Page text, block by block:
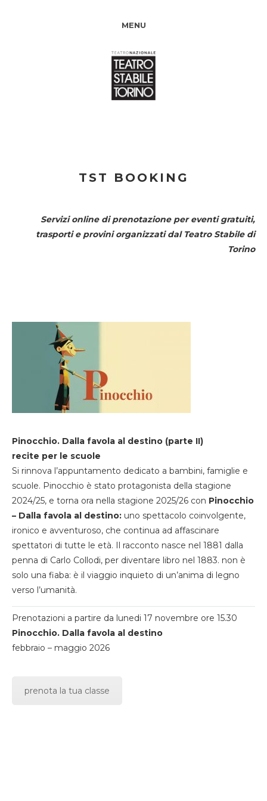
MENU
TST BOOKING
Servizi online di prenotazione per eventi gratuiti,
trasporti e provini organizzati dal Teatro Stabile di
Torino
Pinocchio. Dalla favola al destino (parte II)
recite per le scuole
Si rinnova l’appuntamento dedicato a bambini, famiglie e
scuole. Pinocchio è stato protagonista della stagione
2024/25, e torna ora nella stagione 2025/26 con Pinocchio
– Dalla favola al destino: uno spettacolo coinvolgente,
ironico e avventuroso, che continua ad affascinare
spettatori di tutte le età. Il racconto nasce nel 1881 dalla
penna di Carlo Collodi, per diventare libro nel 1883. non è
solo una fiaba: è il viaggio inquieto di un’anima di legno
verso l’umanità.
Prenotazioni a partire da lunedi 17 novembre ore 15.30
Pinocchio. Dalla favola al destino
febbraio – maggio 2026
prenota la tua classe